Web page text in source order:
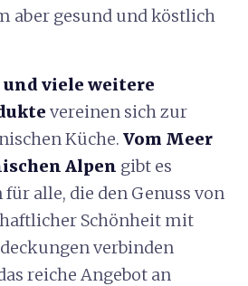
aber gesund und köstlich
viele weitere
vereinen sich zur
Küche. Vom Meer
Alpen gibt es
alle, die den Genuss von
Schönheit mit
verbinden
reiche Angebot an